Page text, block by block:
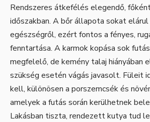
Rendszeres átkefélés elegendő,
időszakban. A bőr állapota sokat
egészségről, ezért fontos a fényes,
fenntartása. A karmok kopása sok
megfelelő, de kemény talaj hiányában
szükség esetén vágás javasolt. Füleit
kell, különösen a porszemcsék és
amelyek a futás során kerülhetnek
Lakásban tiszta, rendezett kutya tud